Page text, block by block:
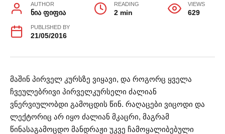
AUTHOR
ნია ფიფია
READING
2 min
VIEWS
629
PUBLISHED BY
21/05/2016
მაშინ პირველ კურსზე ვიყავი, და როგორც ყველა
ჩვეულებრივი პირველკურსელი ძალიან
ვნერვიულობდი გამოცდის წინ. რაღაცები ვიცოდი და
ლექტორიც არ იყო ძალიან მკაცრი, მაგრამ
წინასაგამოცდო მანდრაჟი უკვე ჩამოყალიბებული